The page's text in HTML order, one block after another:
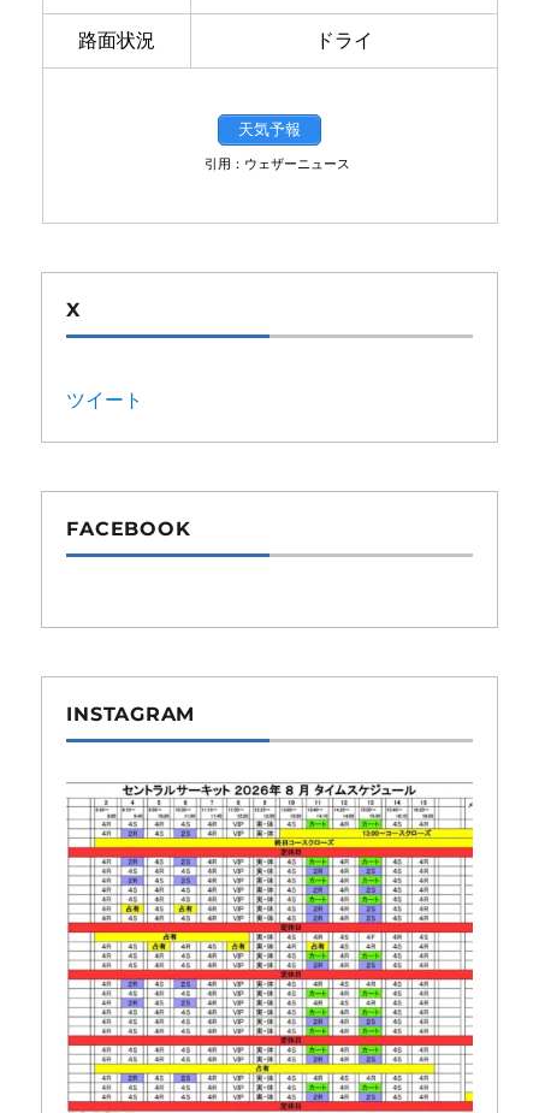
路面状況 ドライ
天気予報
引用：ウェザーニュース
X
ツイート
FACEBOOK
INSTAGRAM